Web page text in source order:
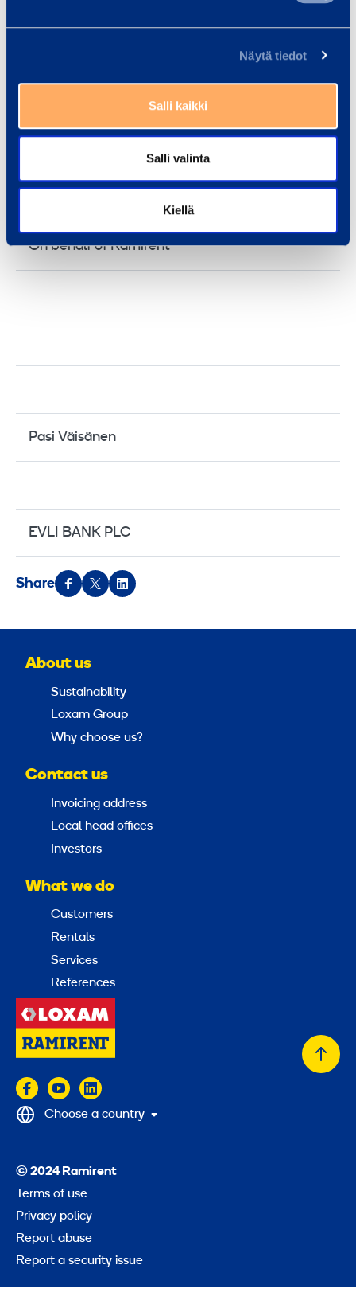
Näytä tiedot
Salli kaikki
Salli valinta
Kiellä
On behalf of Ramirent
Pasi Väisänen
EVLI BANK PLC
Share
About us
Sustainability
Loxam Group
Why choose us?
Contact us
Invoicing address
Local head offices
Investors
What we do
Customers
Rentals
Services
References
Back
© 2024 Ramirent
Terms of use
Privacy policy
Report abuse
Report a security issue
Choose a country